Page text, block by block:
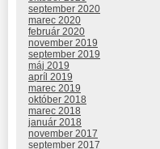
september 2020
marec 2020
február 2020
november 2019
september 2019
máj 2019
apríl 2019
marec 2019
október 2018
marec 2018
január 2018
november 2017
september 2017